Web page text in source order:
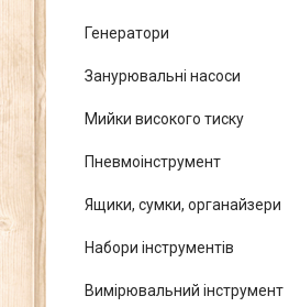
Генератори
Занурювальні насоси
Мийки високого тиску
Пневмоінструмент
Ящики, сумки, органайзери
Набори інструментів
Вимірювальний інструмент